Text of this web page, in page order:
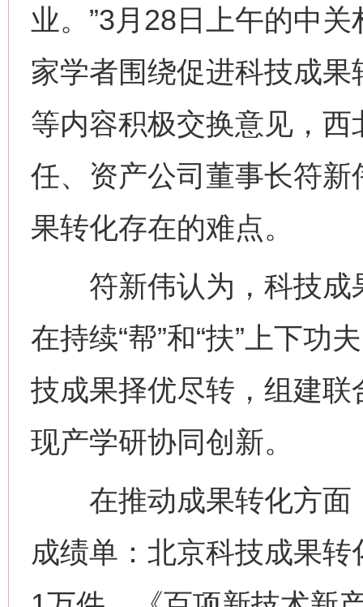
业。”3月28日上午的中
家学者围绕促进科技成
等内容积极交换意见，
任、资产公司董事长符
果转化存在的难点。
符新伟认为，科技成
在持续“帮”和“扶”上下功
技成果择优尽转，组建
现产学研协同创新。
在推动成果转化方面
成绩单：北京科技成果